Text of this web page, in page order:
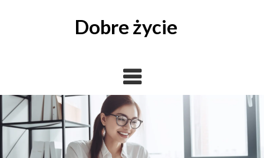
Dobre życie